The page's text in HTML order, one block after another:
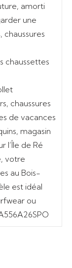
amorti
une
chaussures
chaussettes
chaussures
de vacances
magasin
l’Île de Ré
, votre
au Bois-
est idéal
ou